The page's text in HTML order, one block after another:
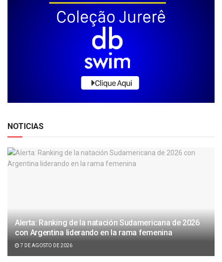
NOTICIAS
Alerta: Ranking de la natación Sudamericana de 2026
con Argentina liderando en la rama femenina
7 DE AGOSTO DE 2026